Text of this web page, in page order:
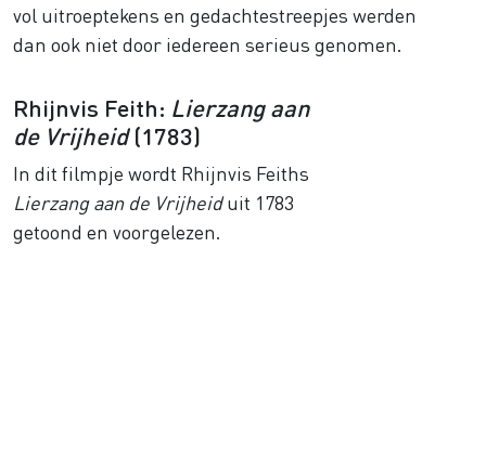
vol uitroeptekens en gedachtestreepjes werden
dan ook niet door iedereen serieus genomen.
Rhijnvis Feith: Lierzang aan
de Vrijheid(1783)
In dit filmpje wordt Rhijnvis Feiths
Lierzang aan de Vrijheiduit 1783
getoond en voorgelezen.